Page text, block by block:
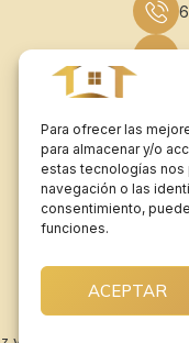
Para ofrecer las
para almacenar y/o
estas tecnologías
navegación o las
consentimiento,
funciones.
ACEPTAR